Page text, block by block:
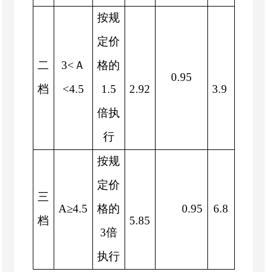
二
档
3< Ａ
<4.5
按规
定价
格的
1.5
倍执
行
2.92
0.95
3.9
三
档
A≥4.5
按规
定价
格的
3倍
执行
5.85
0.95 6.8